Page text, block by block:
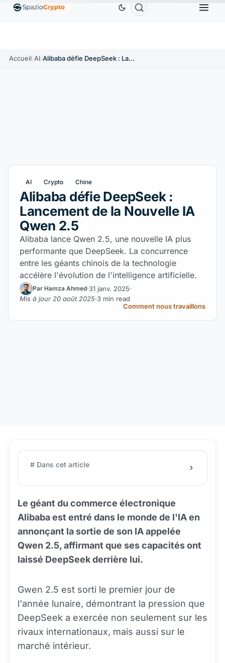
EthereumETH1 880,58 $US Tether USDT BNB
Accueil/AI/ Alibaba défie DeepSeek : Lancement de la Nouvelle IA Qwen 2.5
AI Crypto Chine
Alibaba défie DeepSeek :
Lancement de la Nouvelle IA
Qwen 2.5
Alibaba lance Qwen 2.5, une nouvelle IA plus
performante que DeepSeek. La concurrence
entre les géants chinois de la technologie
accélère l'évolution de l'intelligence artificielle.
Par Hamza Ahmed 31 janv. 2025
Mis à jour 20 août 2025 3 min read
Comment nous travaillons
# Dans cet article
Le géant du commerce électronique
Alibaba est entré dans le monde de l'IA en
annonçant la sortie de son IA appelée
Qwen 2.5, affirmant que ses capacités ont
laissé DeepSeek derrière lui.
Gwen 2.5 est sorti le premier jour de
l'année lunaire, démontrant la pression que
DeepSeek a exercée non seulement sur les
rivaux internationaux, mais aussi sur le
marché intérieur.